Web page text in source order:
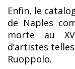
Enfin, le
de Naples
morte au
d’artistes
Ruoppolo.